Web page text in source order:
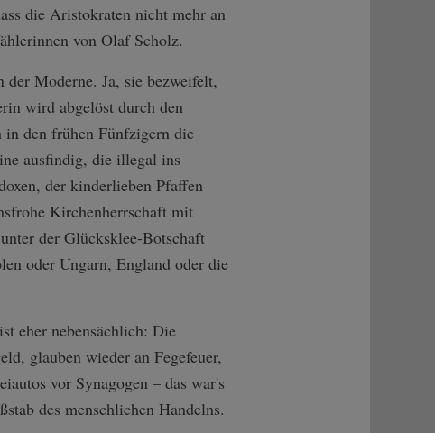
die Aristokraten nicht mehr an
von Olaf Scholz.
Moderne. Ja, sie bezweifelt,
wird abgelöst durch den
den frühen Fünfzigern die
ausfindig, die illegal ins
der kinderlieben Pfaffen
Kirchenherrschaft mit
der Glücksklee-Botschaft
oder Ungarn, England oder die
eher nebensächlich: Die
glauben wieder an Fegefeuer,
vor Synagogen – das war's
des menschlichen Handelns.